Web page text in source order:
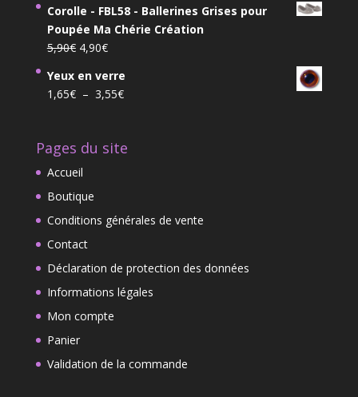
8,99€
initial
était :
139,00€.
actuel
est :
Corolle - FBL58 - Ballerines Grises pour
Poupée Ma Chérie Création
5,90€ Le
initial
était :
4,90€Le
actuel
est :
Yeux en verre
1,65€ – 3,55€Plage
1,65€
Pages du site
Accueil
Boutique
Conditions générales de vente
Contact
Déclaration de protection des données
Informations légales
Mon compte
Panier
Validation de la commande